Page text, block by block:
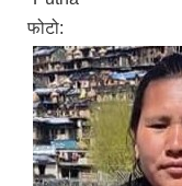
फोटो: